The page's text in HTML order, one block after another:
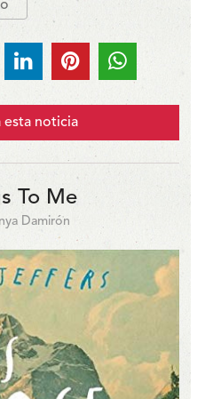
esta noticia
To Me
Damirón